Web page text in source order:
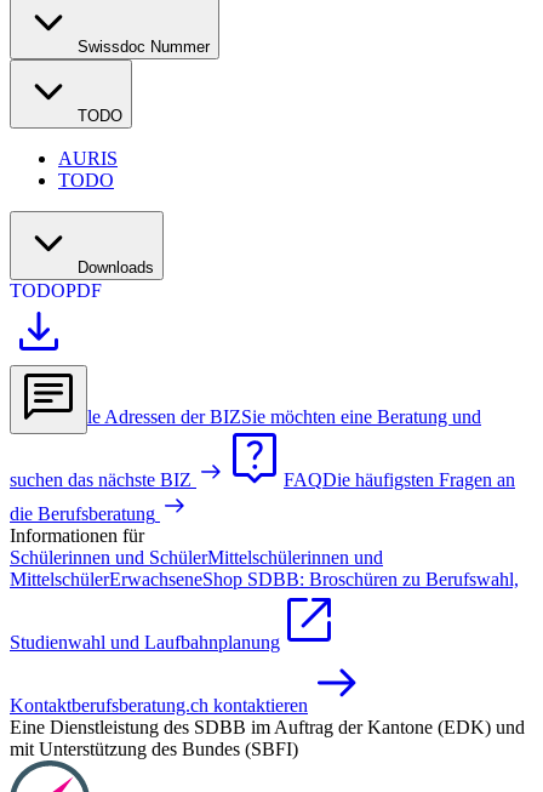
Swissdoc Nummer
TODO
AURIS
TODO
Downloads
TODOPDF
Alle Adressen der BIZSie möchten eine Beratung und
suchen das nächste BIZ FAQDie häufigsten Fragen an
die Berufsberatung
Informationen für
Schülerinnen und SchülerMittelschülerinnen und
MittelschülerErwachseneShop SDBB: Broschüren zu Berufswahl,
Studienwahl und Laufbahnplanung
Kontaktberufsberatung.ch kontaktieren
Eine Dienstleistung des SDBB im Auftrag der Kantone (EDK) und
mit Unterstützung des Bundes (SBFI)